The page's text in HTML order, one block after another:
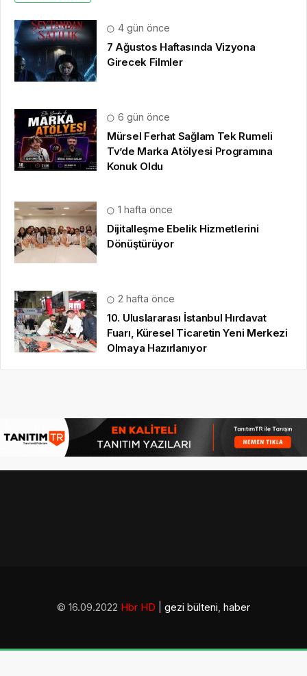
4 gün önce
7 Ağustos Haftasında Vizyona
Girecek Filmler
6 gün önce
Mürsel Ferhat Sağlam Tek Rumeli
Tv’de Marka Atölyesi Programına
Konuk Oldu
1 hafta önce
Dijitalleşme Ebelik Hizmetlerini
Dönüştürüyor
2 hafta önce
10. Uluslararası İstanbul Hırdavat
Fuarı, Küresel Ticaretin Yeni Merkezi
Olmaya Hazırlanıyor
© 16.09.2022 Hbr HD gezi bülteni, haber